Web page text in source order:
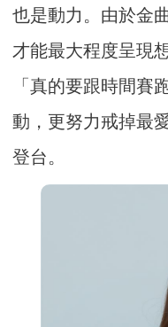
也是動力。由於金
才能最大程度呈現
「真的要跟時間賽
動，更努力戒掉最
登台。